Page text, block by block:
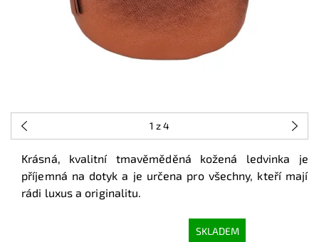
1 z 4
Krásná, kvalitní tmavěměděná kožená ledvinka je
příjemná na dotyk a je určena pro všechny, kteří mají
rádi luxus a originalitu.
SKLADEM